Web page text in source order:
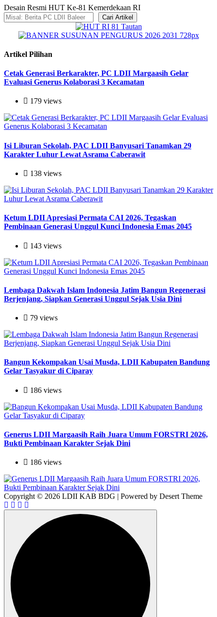
Desain Resmi HUT Ke-81 Kemerdekaan RI
Cari Artikel
Artikel Pilihan
Cetak Generasi Berkarakter, PC LDII Margaasih Gelar
Evaluasi Generus Kolaborasi 3 Kecamatan
179 views
Isi Liburan Sekolah, PAC LDII Banyusari Tanamkan 29
Karakter Luhur Lewat Asrama Caberawit
138 views
Ketum LDII Apresiasi Permata CAI 2026, Tegaskan
Pembinaan Generasi Unggul Kunci Indonesia Emas 2045
143 views
Lembaga Dakwah Islam Indonesia Jatim Bangun Regenerasi
Berjenjang, Siapkan Generasi Unggul Sejak Usia Dini
79 views
Bangun Kekompakan Usai Musda, LDII Kabupaten Bandung
Gelar Tasyakur di Ciparay
186 views
Generus LDII Margaasih Raih Juara Umum FORSTRI 2026,
Bukti Pembinaan Karakter Sejak Dini
186 views
Copyright © 2026 LDII KAB BDG | Powered by Desert Theme